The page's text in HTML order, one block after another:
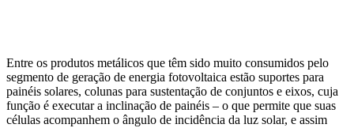
Entre os produtos metálicos que têm sido muito consumidos pelo
segmento de geração de energia fotovoltaica estão suportes para
painéis solares, colunas para sustentação de conjuntos e eixos, cuja
função é executar a inclinação de painéis – o que permite que suas
células acompanhem o ângulo de incidência da luz solar, e assim